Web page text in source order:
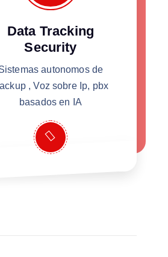
Data Tracking
Security
autonomos de
, Voz sobre Ip, pbx
basados en IA